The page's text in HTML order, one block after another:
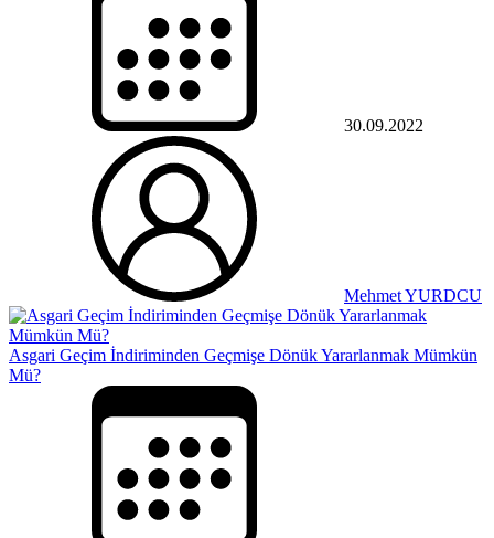
30.09.2022
Mehmet YURDCU
Asgari Geçim İndiriminden Geçmişe Dönük Yararlanmak Mümkün
Mü?